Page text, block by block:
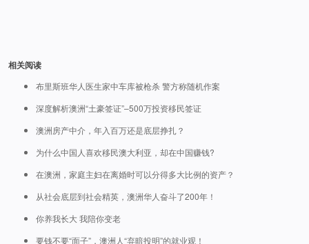
相关阅读
布里斯班华人医生家中车库被枪杀 警方称随机作案
深度解析澳洲“土豪签证”–500万投资移民签证
澳洲房产中介，年入百万还是底层挣扎？
为什么中国人喜欢移民澳大利亚，却在中国赚钱?
在澳洲，家庭主妇在离婚时可以分得多大比例的资产？
从社会底层到社会精英，澳洲华人奋斗了200年！
你养我长大 我陪你变老
要钱不要“面子”，澳洲人“弃暗投明”的就业观！